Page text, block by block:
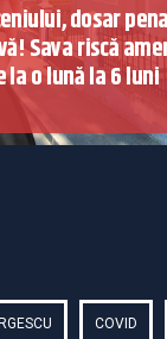
dosar
Sava riscă
la o lună la 6 luni
COVID